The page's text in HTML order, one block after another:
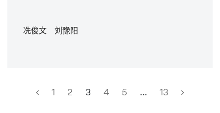
冼俊文 刘豫阳
1 2 3 4 5 … 13